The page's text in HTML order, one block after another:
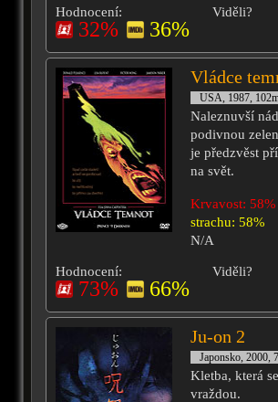
Hodnocení:
32% 36%
Viděli?
Vládce
USA, 1987,
Naleznuvší
podivnou
je předzvěst
na svět.
Krvavost: 58%
strachu: 58%
N/A
Hodnocení:
73% 66%
Viděli?
Ju-on 2
Japonsko, 2000,
Kletba, která
vraždou.